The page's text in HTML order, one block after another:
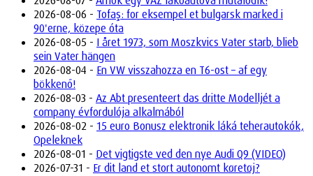
2026-08-06 - Tofaş: for eksempel et bulgarsk marked i
90'erne, közepe óta
2026-08-05 - I året 1973, som Moszkvics Vater starb, blieb
sein Vater hängen
2026-08-04 - En VW visszahozza en T6-ost – af egy
bökkenő!
2026-08-03 - Az Abt presenteert das dritte Modelljét a
company évfordulója alkalmából
2026-08-02 - 15 euro Bonusz elektronik láká teherautokók,
Opeleknek
2026-08-01 - Det vigtigste ved den nye Audi Q9 (VIDEO)
2026-07-31 - Er dit land et stort autonomt køretøj?